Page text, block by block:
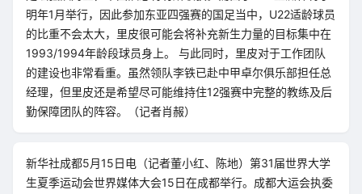
明年1月举行，因此参加东亚四强赛的国足当中，U22适龄球员
的比重不会太大，里皮很可能会将补充新生力量的目标集中在
1993/1994年龄段球员身上。 与此同时，里皮对于工作团队
的建设也非常看重。虽然领队李铁已赴中甲卓尔俱乐部担任总
经理，但里皮还是希望尽可能维持住12强赛中完整的教练及后
勤保障团队的阵容。（记者肖赧）
新华社成都5月15日电（记者董小红、陈地）第31届世界大学
生夏季运动会世界媒体大会15日在成都举行。成都大运会执委